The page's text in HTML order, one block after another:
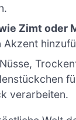
Zimt oder
Akzent
verarbeiten.